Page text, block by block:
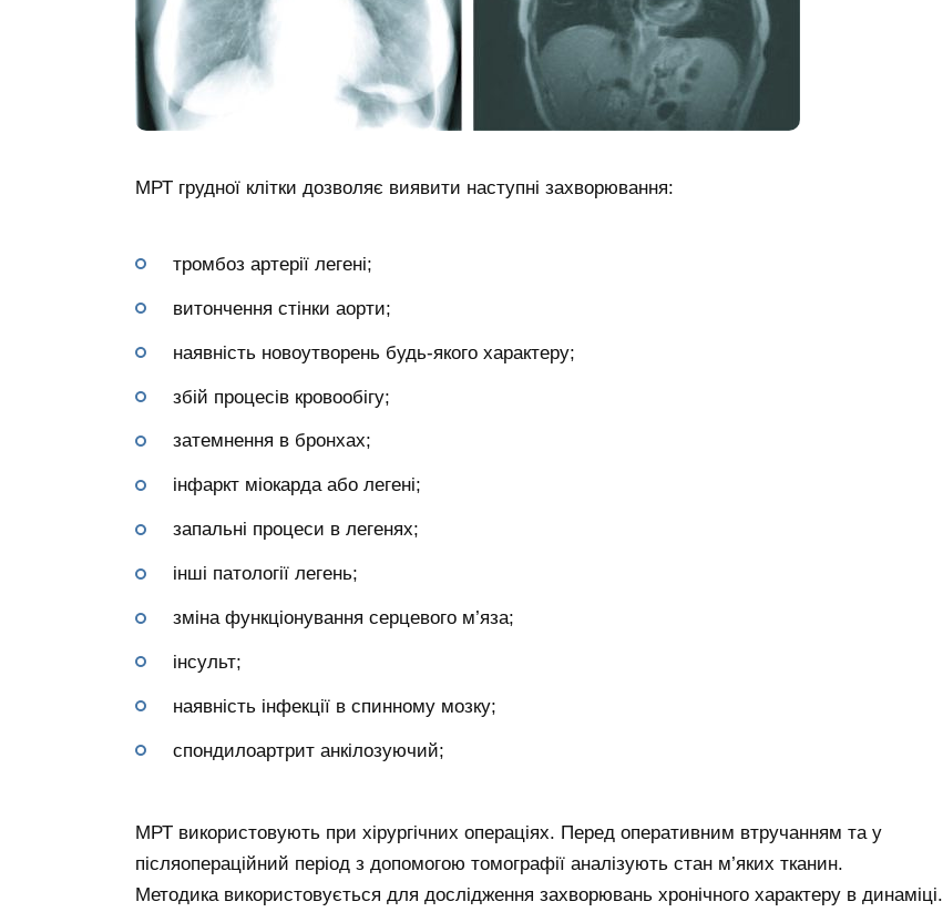
МРТ грудної клітки дозволяє виявити наступні захворювання:
тромбоз артерії легені;
витончення стінки аорти;
наявність новоутворень будь-якого характеру;
збій процесів кровообігу;
затемнення в бронхах;
інфаркт міокарда або легені;
запальні процеси в легенях;
інші патології легень;
зміна функціонування серцевого м’яза;
інсульт;
наявність інфекції в спинному мозку;
спондилоартрит анкілозуючий;
МРТ використовують при хірургічних операціях. Перед оперативним втручанням та у
післяопераційний період з допомогою томографії аналізують стан м’яких тканин.
Методика використовується для дослідження захворювань хронічного характеру в динаміці.